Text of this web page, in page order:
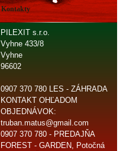
Kontakty
PILEXIT s.r.o.
Vyhne 433/8
Vyhne
96602
0907 370 780 LES - ZÁHRADA
KONTAKT OHĽADOM
OBJEDNÁVOK:
truban.matus@gmail.com
0907 370 780 - PREDAJŇA
FOREST - GARDEN, Potočná